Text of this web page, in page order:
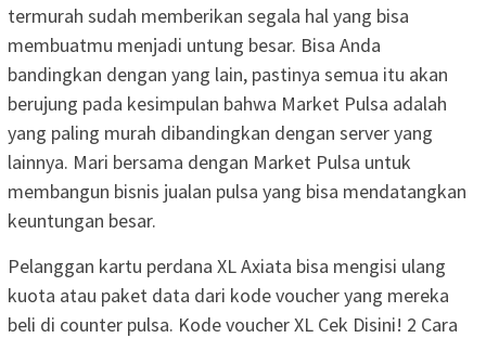
termurah sudah memberikan segala hal yang bisa
membuatmu menjadi untung besar. Bisa Anda
bandingkan dengan yang lain, pastinya semua itu akan
berujung pada kesimpulan bahwa Market Pulsa adalah
yang paling murah dibandingkan dengan server yang
lainnya. Mari bersama dengan Market Pulsa untuk
membangun bisnis jualan pulsa yang bisa mendatangkan
keuntungan besar.
Pelanggan kartu perdana XL Axiata bisa mengisi ulang
kuota atau paket data dari kode voucher yang mereka
beli di counter pulsa. Kode voucher XL Cek Disini! 2 Cara